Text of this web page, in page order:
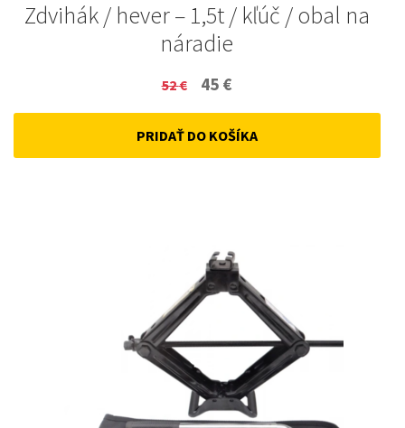
Zdvihák / hever – 1,5t / kľúč / obal na
náradie
52€
Original
price
was:
45 €
price
is:
PRIDAŤ DO KOŠÍKA